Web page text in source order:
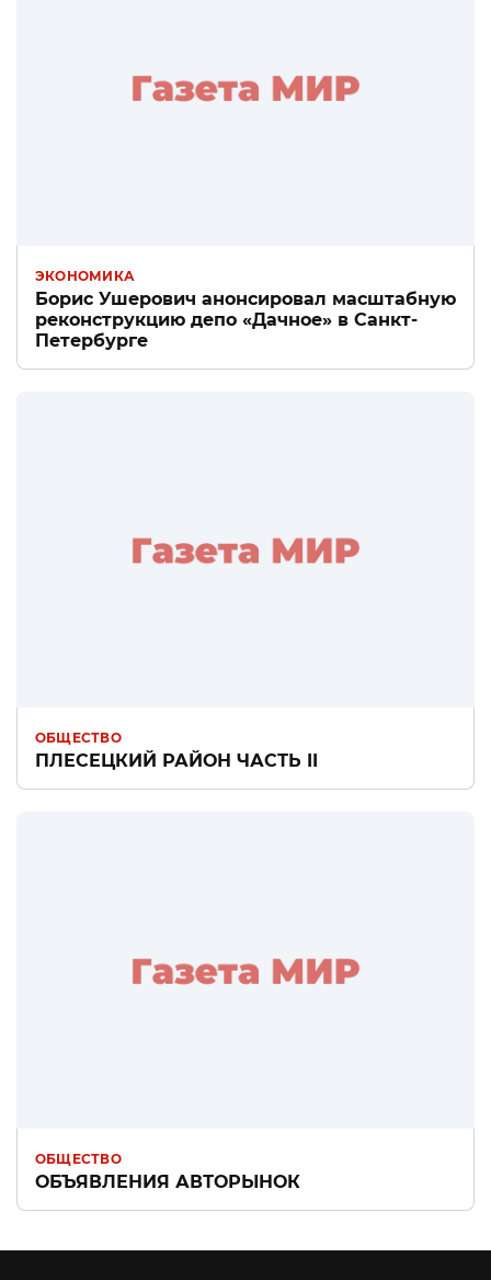
ЭКОНОМИКА
Борис Ушерович анонсировал масштабную
реконструкцию депо «Дачное» в Санкт-
Петербурге
ОБЩЕСТВО
ПЛЕСЕЦКИЙ РАЙОН ЧАСТЬ II
ОБЩЕСТВО
ОБЪЯВЛЕНИЯ АВТОРЫНОК